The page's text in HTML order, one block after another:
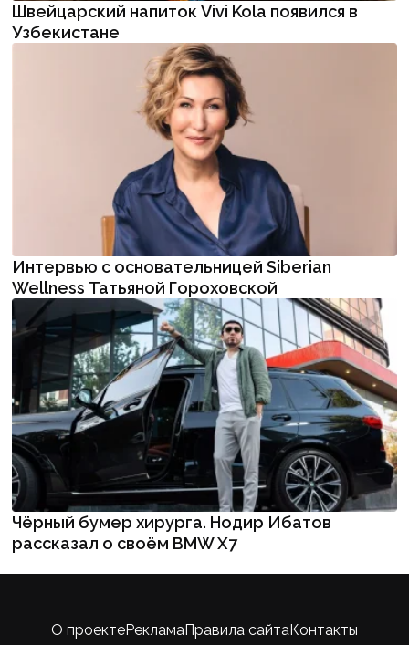
Швейцарский напиток Vivi Kola появился в
Узбекистане
Интервью с основательницей Siberian
Wellness Татьяной Гороховской
Чёрный бумер хирурга. Нодир Ибатов
рассказал о своём BMW X7
О проектеРекламаПравила сайтаКонтакты